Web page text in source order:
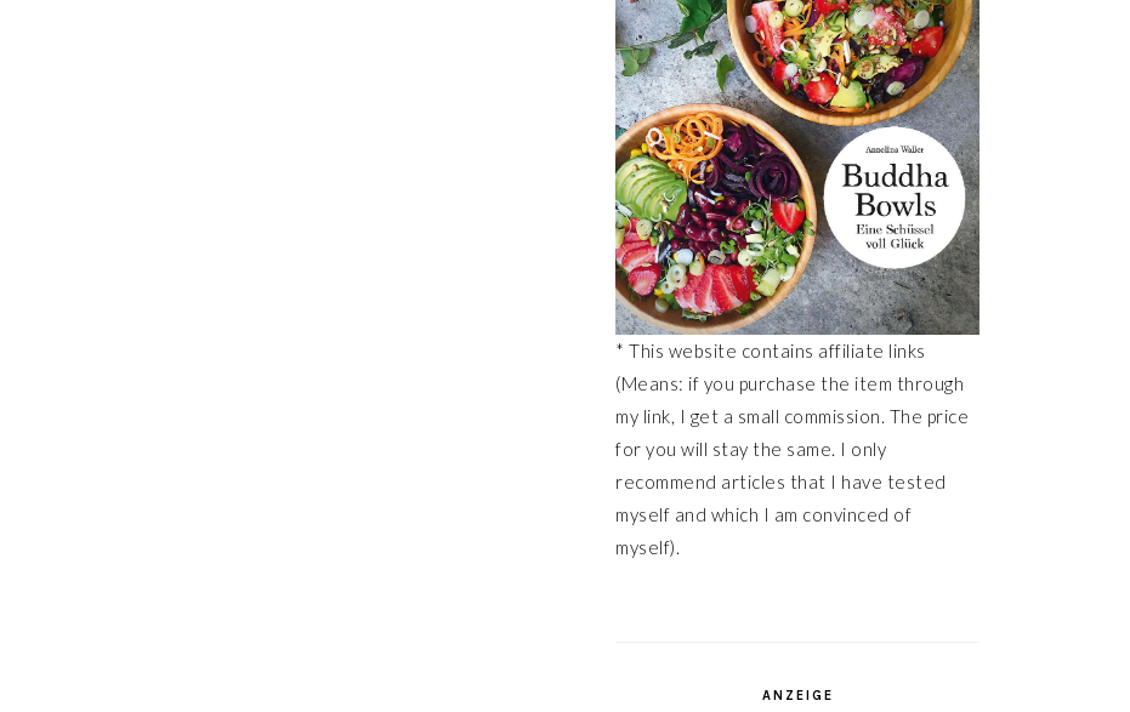
* This website contains affiliate links
(Means: if you purchase the item through
my link, I get a small commission. The price
for you will stay the same. I only
recommend articles that I have tested
myself and which I am convinced of
myself).
ANZEIGE